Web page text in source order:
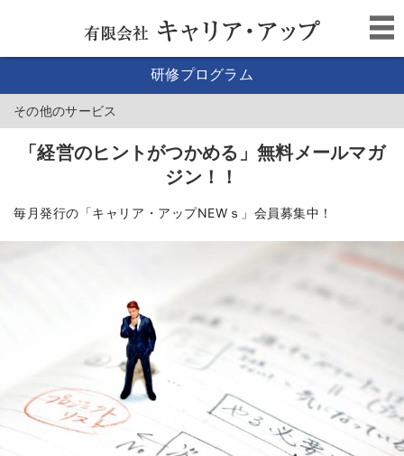
研修プログラム
その他のサービス
「経営のヒントがつかめる」無料メールマガ
ジン！！
毎月発行の「キャリア・アップNEWｓ」会員募集中！